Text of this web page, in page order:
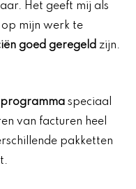
Het geeft mij als
mijn werk te
goed geregeld zijn.
speciaal
van facturen heel
pakketten